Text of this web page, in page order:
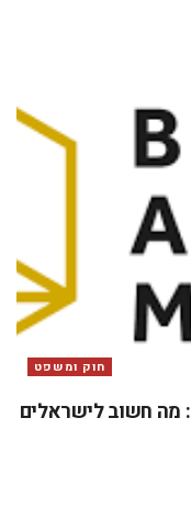
חוק ומשפט
מה חשוב לישראלים